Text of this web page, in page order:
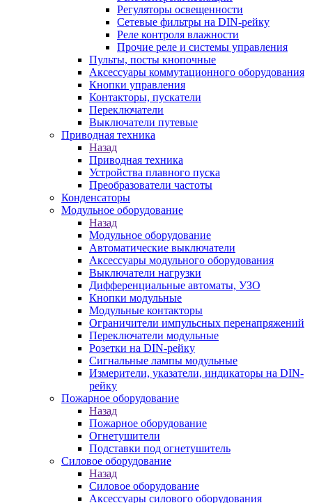
Регуляторы освещенности
Сетевые фильтры на DIN-рейку
Реле контроля влажности
Прочие реле и системы управления
Пульты, посты кнопочные
Аксессуары коммутационного оборудования
Кнопки управления
Контакторы, пускатели
Переключатели
Выключатели путевые
Приводная техника
Назад
Приводная техника
Устройства плавного пуска
Преобразователи частоты
Конденсаторы
Модульное оборудование
Назад
Модульное оборудование
Автоматические выключатели
Аксессуары модульного оборудования
Выключатели нагрузки
Дифференциальные автоматы, УЗО
Кнопки модульные
Модульные контакторы
Ограничители импульсных перенапряжений
Переключатели модульные
Розетки на DIN-рейку
Сигнальные лампы модульные
Измерители, указатели, индикаторы на DIN-
рейку
Пожарное оборудование
Назад
Пожарное оборудование
Огнетушители
Подставки под огнетушитель
Силовое оборудование
Назад
Силовое оборудование
Аксессуары силового оборудования